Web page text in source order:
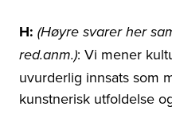
H: (Høyre svarer her
red.anm.): Vi mener
uvurderlig innsats som
kunstnerisk utfoldelse